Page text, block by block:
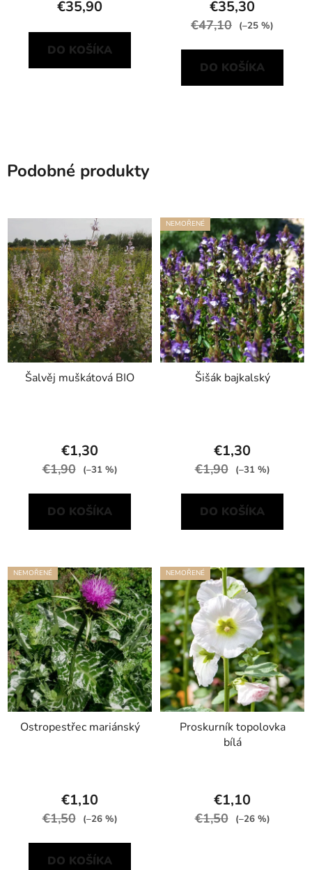
€35,90
DO KOŠÍKA
€35,30
€47,10 (–25 %)
DO KOŠÍKA
Podobné produkty
Šalvěj muškátová BIO
€1,30
€1,90 (–31 %)
DO KOŠÍKA
NEMOŘENÉ
Šišák bajkalský
€1,30
€1,90 (–31 %)
DO KOŠÍKA
NEMOŘENÉ
Ostropestřec mariánský
€1,10
€1,50 (–26 %)
DO KOŠÍKA
NEMOŘENÉ
Proskurník topolovka
bílá
€1,10
€1,50 (–26 %)